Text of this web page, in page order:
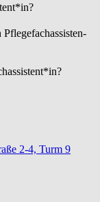
Pfle­ge­fachas­sis­ten­
2-4, Turm 9